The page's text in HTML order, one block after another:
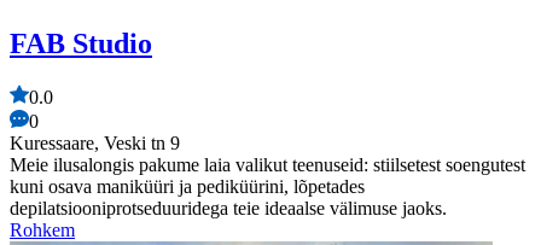
FAB Studio
0.0
0
Kuressaare, Veski tn 9
Meie ilusalongis pakume laia valikut teenuseid: stiilsetest soengutest
kuni osava maniküüri ja pediküürini, lõpetades
depilatsiooniprotseduuridega teie ideaalse välimuse jaoks.
Rohkem